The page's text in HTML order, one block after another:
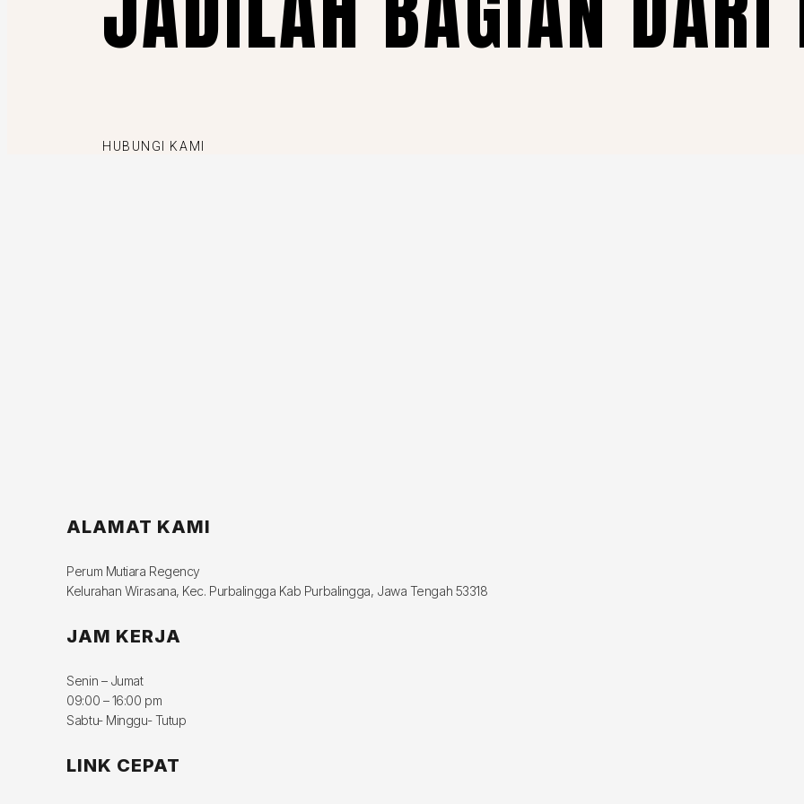
HUBUNGI KAMI
ALAMAT KAMI
Perum Mutiara Regency
Kelurahan Wirasana, Kec. Purbalingga Kab Purbalingga, Jawa Tengah 53318
JAM KERJA
Senin – Jumat
09:00 – 16:00 pm
Sabtu- Minggu- Tutup
LINK CEPAT